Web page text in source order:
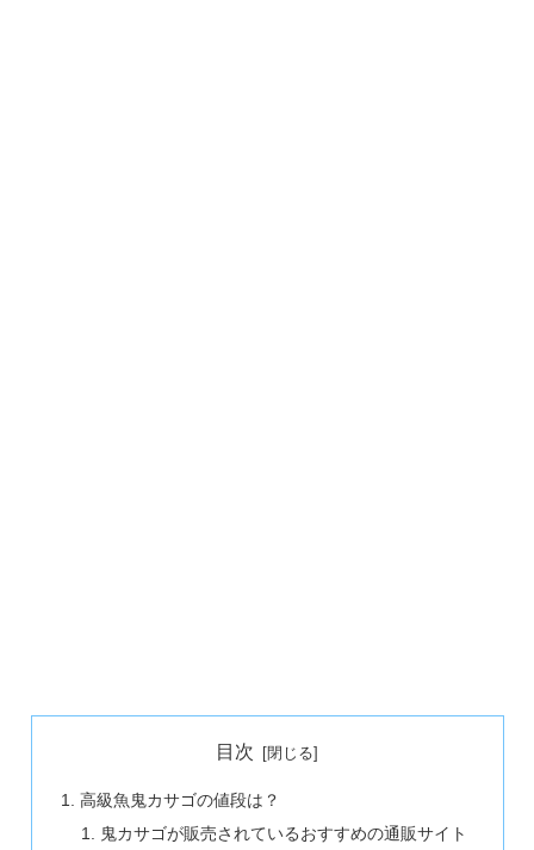
目次
高級魚鬼カサゴの値段は？
鬼カサゴが販売されているおすすめの通販サイト